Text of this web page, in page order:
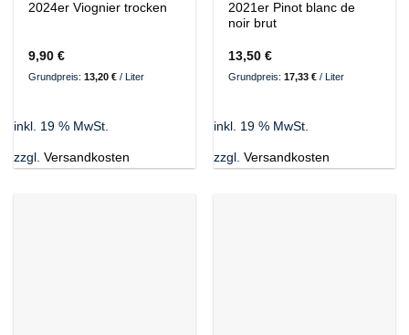
2024er Viognier trocken
9,90€
Grundpreis:13,20€ /Liter
inkl. 19 % MwSt.
zzgl. Versandkosten
2021er Pinot blanc de
noir brut
13,50€
Grundpreis:17,33€ /Liter
inkl. 19 % MwSt.
zzgl. Versandkosten